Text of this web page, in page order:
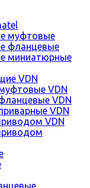
муфтовые
фланцевые
миниатюрные
VDN
VDN
VDN
VDN
VDN